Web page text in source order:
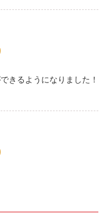
きるようになりました！